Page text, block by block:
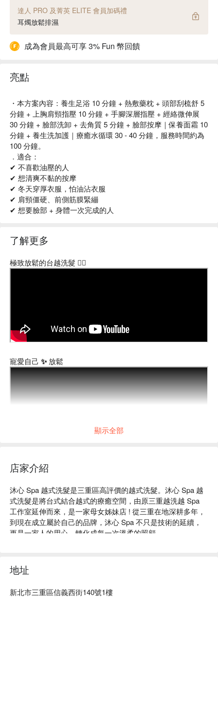
達人 PRO 及菁英 ELITE 會員加碼禮
耳燭放鬆排濕
成為會員最高可享 3% Fun 幣回饋
亮點
・本方案內容：養生足浴 10 分鐘 + 熱敷藥枕 + 頭部刮梳舒 5
分鐘 + 上胸肩頸指壓 10 分鐘 + 手腳深層指壓 + 經絡微伸展
30 分鐘 + 臉部洗卸 + 去角質 5 分鐘 + 臉部按摩｜保養面霜 10
分鐘 + 養生洗加護｜療癒水循環 30 - 40 分鐘，服務時間約為
100 分鐘。
．適合：
✔ 不喜歡油壓的人
✔ 想清爽不黏的按摩
✔ 冬天穿厚衣服，怕油沾衣服
✔ 肩頸僵硬、前側筋膜緊繃
✔ 想要臉部 + 身體一次完成的人
了解更多
極致放鬆的台越洗髮 🧖‍♀️
寵愛自己 ✨ 放鬆
顯示全部
店家介紹
沐心 Spa 越式洗髮是三重區高評價的越式洗髮。沐心 Spa 越
式洗髮是將台式結合越式的療癒空間，由原三重越洗越 Spa
工作室延伸而來，是一家母女姊妹店 ! 從三重在地深耕多年，
到現在成立屬於自己的品牌，沐心 Spa 不只是技術的延續，
更是一家人的用心，轉化成每一次溫柔的照顧。
部按摩放鬆、越式洗髮等服務
沐心 Spa 越式洗髮推薦：絕佳按摩師，嚴選台籍女性按摩師
沐心 Spa 越式洗髮預約、沐心 Spa 越式洗髮價格、沐心 Spa
地址
新北市三重區信義西街140號1樓